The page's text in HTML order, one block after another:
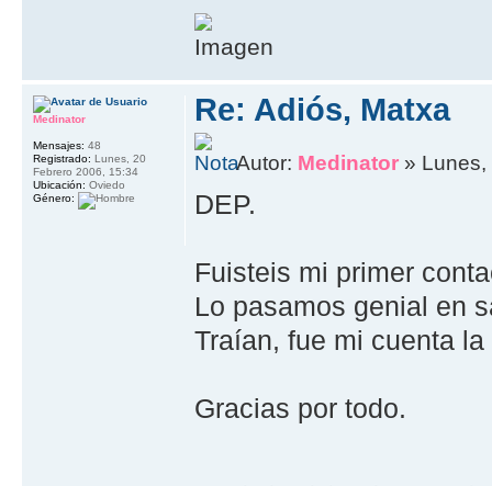
Re: Adiós, Matxa
Autor: Medinator »
DEP.
Fuisteis mi primer
Lo pasamos genial en
Traían, fue mi cuenta
Gracias por todo.
Medinator
Mensajes: 48
Registrado: Lunes, 20
Febrero 2006, 15:34
Ubicación: Oviedo
Género: